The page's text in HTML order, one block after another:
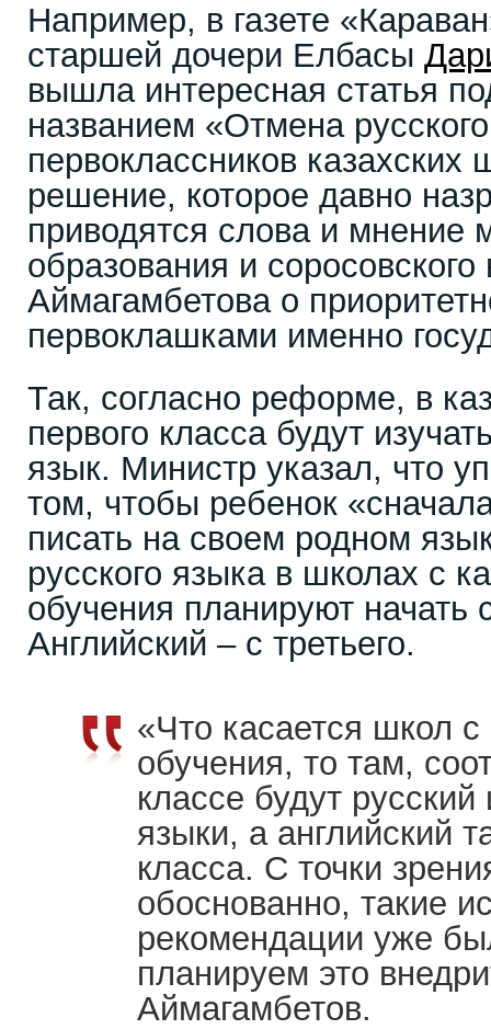
Например, в газете
старшей дочери Елбасы
вышла интересная статья
названием «Отмена
первоклассников казахских
решение, которое давно
приводятся слова и мнение
образования и
Аймагамбетова о
первоклашками именно
Так, согласно реформе, в
первого класса будут
язык. Министр указал, что
том, чтобы ребенок
писать на своем родном
русского языка в школах с
обучения планируют начать
Английский – с третьего.
«Что касается школ
обучения, то там,
классе будут
языки, а английский
класса. С точки
обоснованно, такие
рекомендации уже
планируем это
Аймагамбетов.